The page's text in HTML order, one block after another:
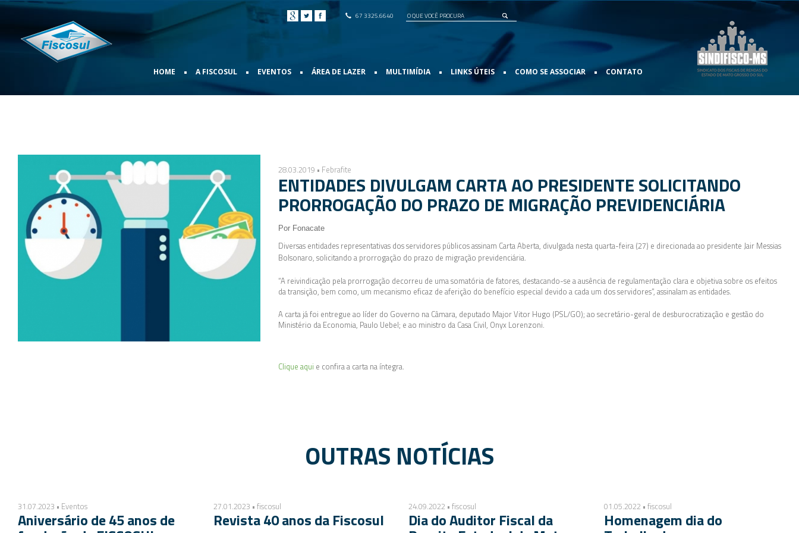
67 3325.6640
HOME • A FISCOSUL • EVENTOS • ÁREA DE LAZER • MULTIMÍDIA • LINKS ÚTEIS • COMO SE ASSOCIAR • CONTATO
28.03.2019 • Febrafite
ENTIDADES DIVULGAM CARTA AO PRESIDENTE SOLICITANDO
PRORROGAÇÃO DO PRAZO DE MIGRAÇÃO PREVIDENCIÁRIA
Por Fonacate
Diversas entidades representativas dos servidores públicos assinam Carta Aberta, divulgada nesta quarta-feira (27) e direcionada ao presidente Jair Messias
Bolsonaro, solicitando a prorrogação do prazo de migração previdenciária.
“A reivindicação pela prorrogação decorreu de uma somatória de fatores, destacando-se a ausência de regulamentação clara e objetiva sobre os efeitos
da transição, bem como, um mecanismo eficaz de aferição do benefício especial devido a cada um dos servidores”, assinalam as entidades.
A carta já foi entregue ao líder do Governo na Câmara, deputado Major Vitor Hugo (PSL/GO); ao secretário-geral de desburocratização e gestão do
Ministério da Economia, Paulo Uebel; e ao ministro da Casa Civil, Onyx Lorenzoni.
Clique aqui e confira a carta na íntegra.
OUTRAS NOTÍCIAS
31.07.2023 • Eventos
Aniversário de 45 anos de
27.01.2023 • fiscosul
Revista 40 anos da Fiscosul
24.09.2022 • fiscosul
Dia do Auditor Fiscal da
01.05.2022 • fiscosul
Homenagem dia do